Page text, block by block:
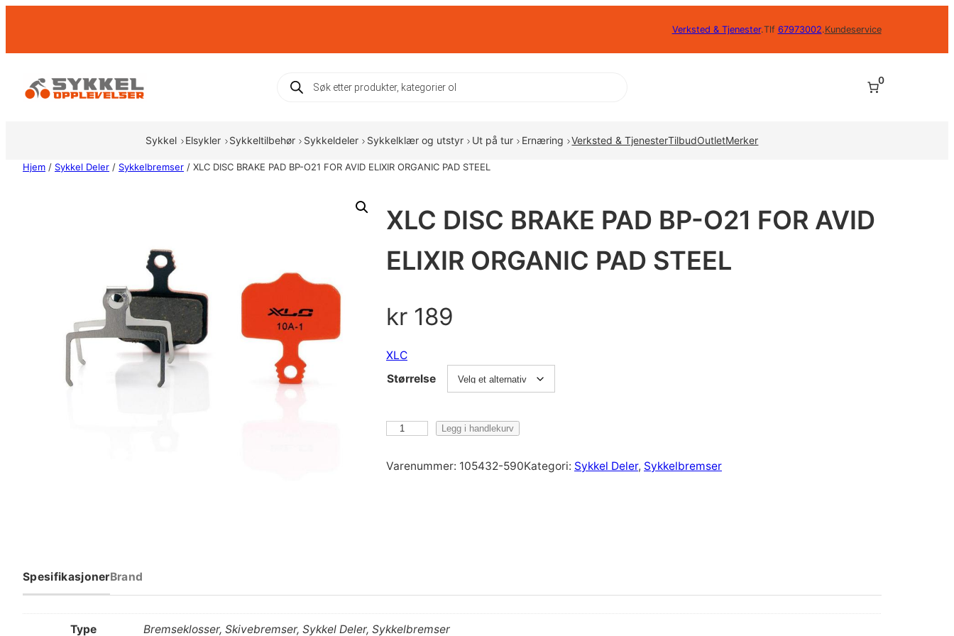
Verksted & Tjenester.Tlf 67973002.Kundeservice
Products
search
0
Sykkel Elsykler Sykkeltilbehør Sykkeldeler Sykkelklær og utstyr Ut på tur Ernæring Verksted & TjenesterTilbudOutletMerker
Hjem / Sykkel Deler / Sykkelbremser / XLC DISC BRAKE PAD BP-O21 FOR AVID ELIXIR ORGANIC PAD STEEL
XLC DISC BRAKE PAD BP-O21 FOR AVID
ELIXIR ORGANIC PAD STEEL
kr 189
XLC
Størrelse
C
K
E
P
Legg i handlekurv
Varenummer: 105432-590Kategori: Sykkel Deler, Sykkelbremser
SpesifikasjonerBrand
Type Bremseklosser, Skivebremser, Sykkel Deler, Sykkelbremser